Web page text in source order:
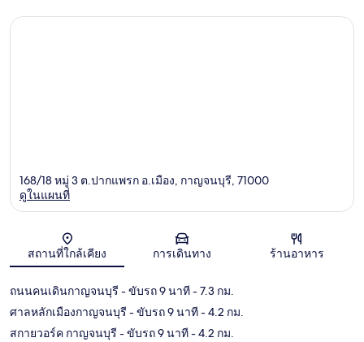
แผนที่
168/18 หมู่ 3 ต.ปากแพรก อ.เมือง, กาญจนบุรี, 71000
ดูในแผนที่
สถานที่ใกล้เคียง การเดินทาง ร้านอาหาร
ถนนคนเดินกาญจนบุรี - ขับรถ 9 นาที- 7.3 กม.
ศาลหลักเมืองกาญจนบุรี - ขับรถ 9 นาที- 4.2 กม.
สกายวอร์ค กาญจนบุรี - ขับรถ 9 นาที- 4.2 กม.